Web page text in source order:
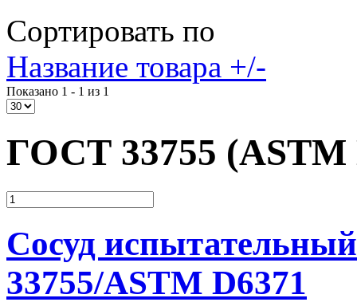
Сортировать по
Название товара +/-
Показано 1 - 1 из 1
ГОСТ 33755 (ASTM
Сосуд
33755/ASTM D6371